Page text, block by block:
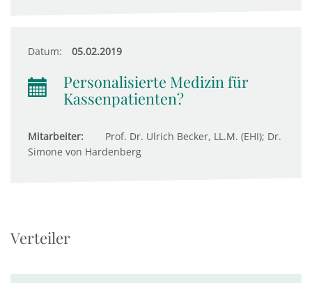
Datum: 05.02.2019
Personalisierte Medizin für
Kassenpatienten?
Mitarbeiter:
Prof. Dr. Ulrich Becker, LL.M. (EHI); Dr.
Simone von Hardenberg
Verteiler